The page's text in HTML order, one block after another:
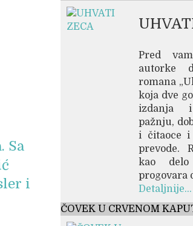
Sa
i
Pred
autorke
romana
koja dve
izdanja
pažnju,
i čitaoce i
prevode.
kao
progovara
Detaljnije...
ČOVEK U CRVENOM